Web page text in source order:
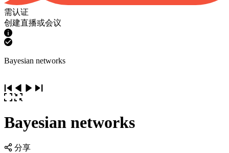
需认证
创建直播或会议
Bayesian networks
Bayesian networks
分享